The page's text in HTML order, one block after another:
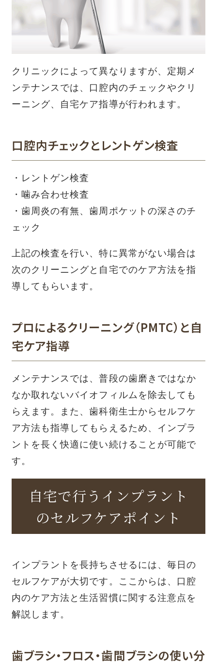
クリニックによって異なりますが、定期メ
ンテナンスでは、口腔内のチェックやクリ
ーニング、自宅ケア指導が行われます。
口腔内チェックとレントゲン検査
・レントゲン検査
・噛み合わせ検査
・歯周炎の有無、歯周ポケットの深さのチ
ェック
上記の検査を行い、特に異常がない場合は
次のクリーニングと自宅でのケア方法を指
導してもらいます。
プロによるクリーニング（PMTC）と自
宅ケア指導
メンテナンスでは、普段の歯磨きではなか
なか取れないバイオフィルムを除去しても
らえます。また、歯科衛生士からセルフケ
ア方法も指導してもらえるため、インプラ
ントを長く快適に使い続けることが可能で
す。
自宅で行うインプラント
のセルフケアポイント
インプラントを長持ちさせるには、毎日の
セルフケアが大切です。ここからは、口腔
内のケア方法と生活習慣に関する注意点を
解説します。
歯ブラシ・フロス・歯間ブラシの使い分